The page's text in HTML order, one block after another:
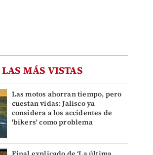
LAS MÁS VISTAS
Las motos ahorran tiempo, pero
cuestan vidas: Jalisco ya
considera a los accidentes de
'bikers' como problema